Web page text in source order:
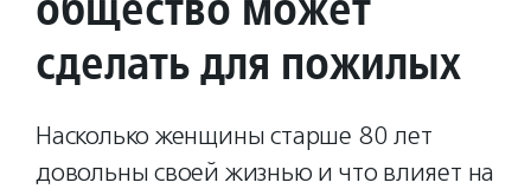
сделать для пожилых
Насколько женщины старше 80 лет
довольны своей жизнью и что влияет на